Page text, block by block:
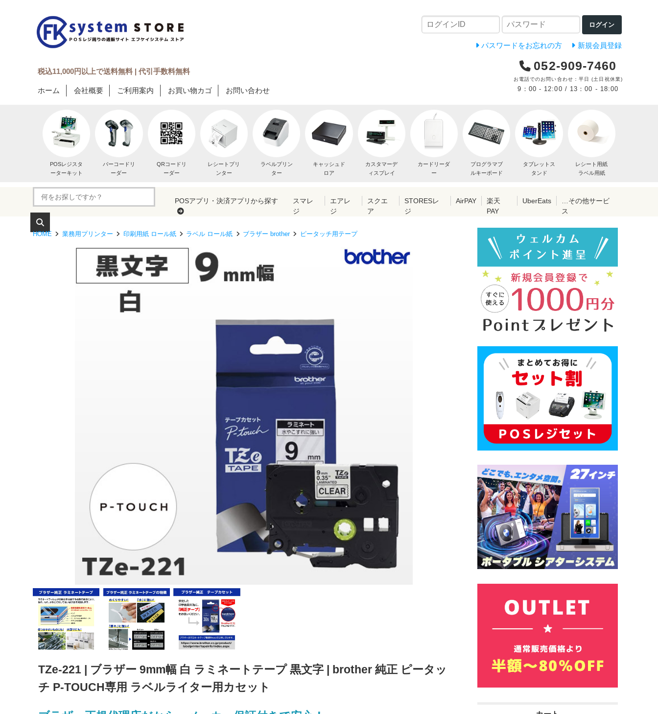
ログイン
パスワードをお忘れの方 新規会員登録
税込11,000円以上で送料無料 | 代引手数料無料
ホーム 会社概要 ご利用案内 お買い物カゴ お問い合わせ
052-909-7460
お電話でのお問い合わせ：平日 (土日祝休業)
9：00 - 12:00 / 13：00 - 18:00
POSレジスタ
ーターキット
バーコードリ
ーダー
QRコードリ
ーダー
レシートプリ
ンター
ラベルプリン
ター
キャッシュド
ロア
カスタマーデ
ィスプレイ
カードリーダ
ー
プログラマブ
ルキーボード
タブレットス
タンド
レシート用紙
ラベル用紙
POSアプリ・決済アプリから探す
スマレ
ジ
エアレ
ジ
スクエ
ア
STORESレ
ジ
AirPAY
楽天
PAY
UberEats
…その他サービ
ス
HOME 業務用プリンター 印刷用紙 ロール紙 ラベル ロール紙 ブラザー brother ピータッチ用テープ
TZe-221 | ブラザー 9mm幅 白 ラミネートテープ 黒文字 | brother 純正 ピータッ
チ P-TOUCH専用 ラベルライター用カセット